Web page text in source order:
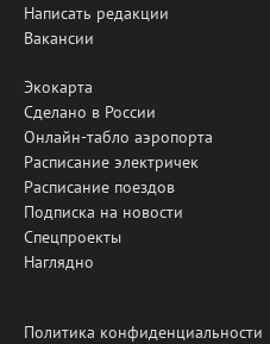
Написать редакции
Вакансии
Экокарта
Сделано в России
Онлайн-табло аэропорта
Расписание электричек
Расписание поездов
Подписка на новости
Спецпроекты
Наглядно
Политика конфиденциальности